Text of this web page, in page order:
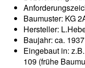
Baumuster: KG
Hersteller:
Baujahr: ca. 1937
Eingebaut in:
109 (frühe